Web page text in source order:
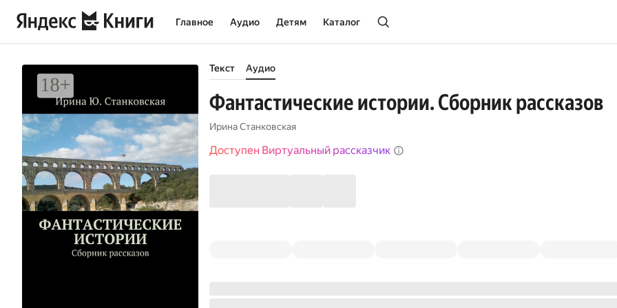
Главное Аудио Детям Каталог
Текст Аудио
Фантастические истории. Сборник рассказов
Ирина Станковская
Доступен Виртуальный рассказчик